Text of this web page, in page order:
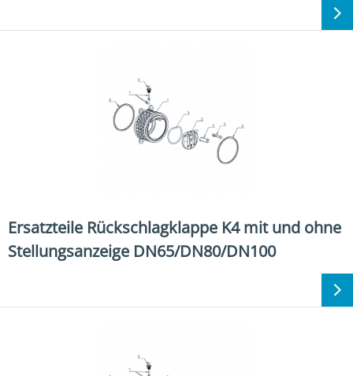
Ersatzteile Rückschlagklappe K4 mit und ohne
Stellungsanzeige DN65/DN80/DN100